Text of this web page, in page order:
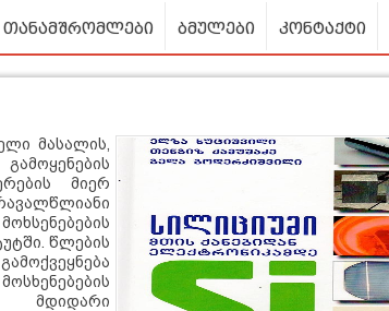
თანამშრომლები ბმულები კონტაქტი
მასალის,
მიერ
წლების
მდიდარი